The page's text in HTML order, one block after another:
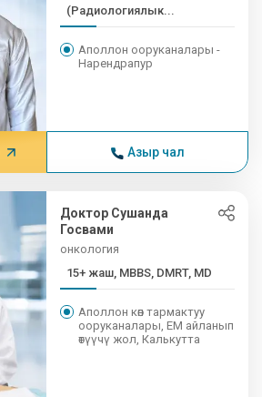
(Радиологиялык...
Аполлон ооруканалары -
Нарендрапур
Азыр чал
Доктор Сушанда
Госвами
онкология
15+ жаш, MBBS, DMRT, MD
Аполлон көп тармактуу
ооруканалары, EM айланып
өтүүчү жол, Калькутта